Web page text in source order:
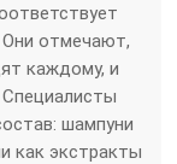
отмечают,
каждому, и
шампуни
как экстракты